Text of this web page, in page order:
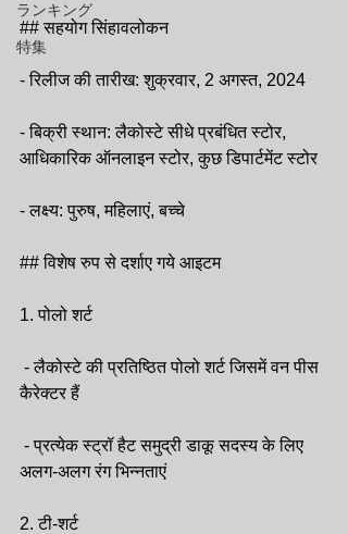
ランキング
特集
## सहयोग सिंहावलोकन
- रिलीज की तारीख: शुक्रवार, 2 अगस्त, 2024
- बिक्री स्थान: लैकोस्टे सीधे प्रबंधित स्टोर,
आधिकारिक ऑनलाइन स्टोर, कुछ डिपार्टमेंट स्टोर
- लक्ष्य: पुरुष, महिलाएं, बच्चे
## विशेष रुप से दर्शाए गये आइटम
1. पोलो शर्ट
कैरेक्टर हैं
अलग-अलग रंग भिन्नताएं
2. टी-शर्ट